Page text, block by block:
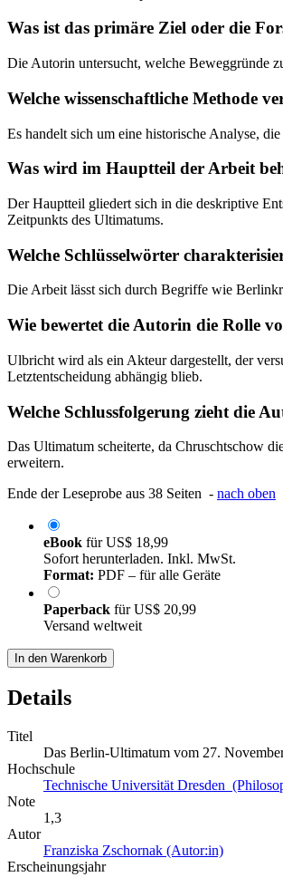
Was ist das primäre Ziel oder die
Die Autorin untersucht, welche Beweggründe
Welche wissenschaftliche Methode
Es handelt sich um eine historische Analyse,
Was wird im Hauptteil der Arbeit
Der Hauptteil gliedert sich in die deskriptive
Zeitpunkts des Ultimatums.
Welche Schlüsselwörter
Die Arbeit lässt sich durch Begriffe wie
Wie bewertet die Autorin die Rolle
Ulbricht wird als ein Akteur dargestellt, der
Letztentscheidung abhängig blieb.
Welche Schlussfolgerung zieht die
Das Ultimatum scheiterte, da Chruschtschow
erweitern.
Ende der Leseprobe aus 38 Seiten - nach oben
eBook fürUS$ 18,99
Sofort herunterladen. Inkl. MwSt.
Format: PDF – für alle Geräte
Paperback fürUS$ 20,99
Versand weltweit
In den Warenkorb
Details
Titel
Das Berlin-Ultimatum vom 27.
Hochschule
Technische Universität Dresden
Note
1,3
Autor
Franziska Zschornak (Autor:in)
Erscheinungsjahr